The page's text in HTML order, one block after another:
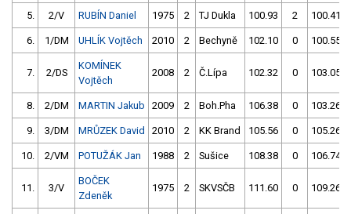
5. 2/V RUBÍN Daniel 1975 2 TJ Dukla 100.93 2 100.41
6. 1/DM UHLÍK Vojtěch 2010 2 Bechyně 102.10 0 100.55
7. 2/DS
KOMÍNEK
Vojtěch
2008 2 Č.Lípa 102.32 0 103.05
8. 2/DM MARTIN Jakub 2009 2 Boh.Pha 106.38 0 103.26
9. 3/DM MRŮZEK David 2010 2 KK Brand 105.56 0 105.26
10. 2/VM POTUŽÁK Jan 1988 2 Sušice 108.38 0 106.74
11. 3/V
BOČEK
Zdeněk
1975 2 SKVSČB 111.60 0 109.26